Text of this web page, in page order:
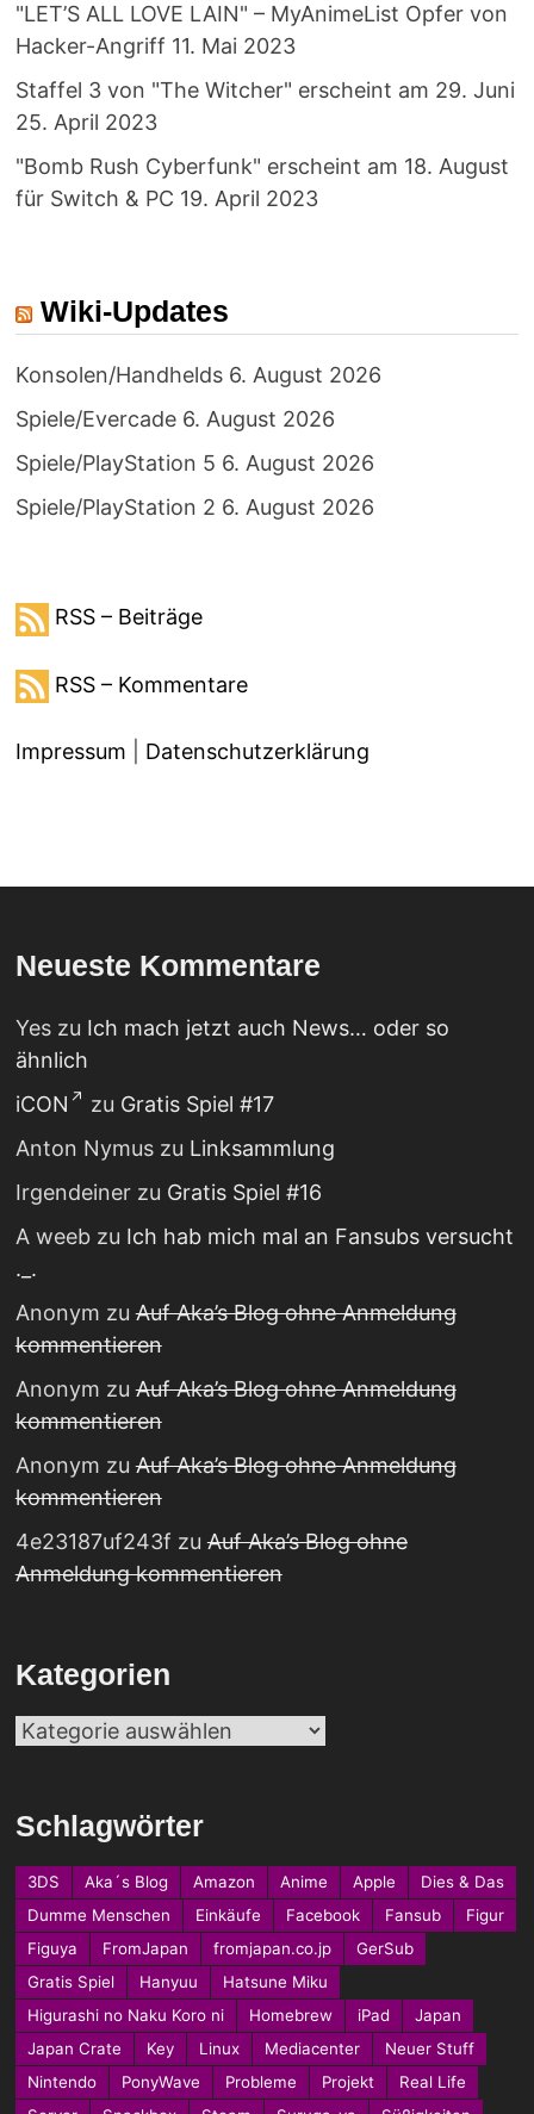
"LET’S ALL LOVE LAIN" – MyAnimeList Opfer von
Hacker-Angriff 11. Mai 2023
Staffel 3 von "The Witcher" erscheint am 29. Juni
25. April 2023
"Bomb Rush Cyberfunk" erscheint am 18. August
für Switch & PC 19. April 2023
Wiki-Updates
Konsolen/Handhelds 6. August 2026
Spiele/Evercade 6. August 2026
Spiele/PlayStation 5 6. August 2026
Spiele/PlayStation 2 6. August 2026
RSS – Beiträge
RSS – Kommentare
Impressum Datenschutzerklärung
Neueste Kommentare
Yeszu Ich mach jetzt auch News… oder so
ähnlich
iCON
zu Gratis Spiel #17
Anton Nymuszu Linksammlung
Irgendeinerzu Gratis Spiel #16
A weebzu Ich hab mich mal an Fansubs versucht
._.
Anonym zuAuf Aka’s Blog ohne Anmeldung
kommentieren
Anonym zuAuf Aka’s Blog ohne Anmeldung
kommentieren
Anonym zuAuf Aka’s Blog ohne Anmeldung
kommentieren
4e23187uf243f zuAuf Aka’s Blog ohne
Anmeldung kommentieren
Kategorien
Kategorien
Schlagwörter
3DS Aka´s Blog Amazon Anime Apple
Dies & Das
Dumme Menschen
Einkäufe Facebook Fansub
Figur
Figuya
FromJapan fromjapan.co.jp
GerSub
Gratis Spiel
Hanyuu
Hatsune Miku
Higurashi no Naku Koro ni
Homebrew iPad
Japan
Japan Crate
Key Linux Mediacenter
Neuer Stuff
Nintendo
PonyWave Probleme Projekt
Real Life